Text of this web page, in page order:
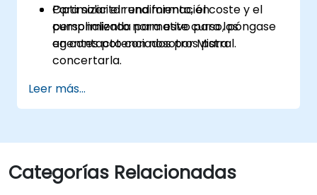
Optimizar el rendimiento, el coste y el
cumplimiento normativo para los
agentes potenciados por Mistral.
Para solicitar una formación
personalizada para este curso, póngase
en contacto con nosotros para
concertarla.
Leer más...
Categorías Relacionadas